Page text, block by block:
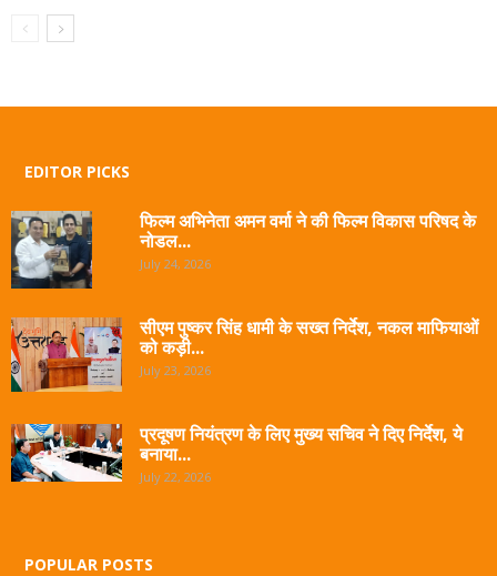
EDITOR PICKS
फिल्म अभिनेता अमन वर्मा ने की फिल्म विकास परिषद के
नोडल...
July 24, 2026
सीएम पुष्कर सिंह धामी के सख्त निर्देश, नकल माफियाओं
को कड़ी...
July 23, 2026
प्रदूषण नियंत्रण के लिए मुख्य सचिव ने दिए निर्देश, ये
बनाया...
July 22, 2026
POPULAR POSTS